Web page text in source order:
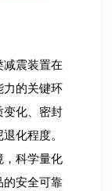
震装置在
力的关键环
变化、密封
化程度。
，科学量化
的安全可靠